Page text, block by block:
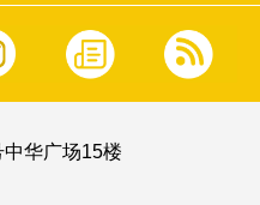
华广场15楼